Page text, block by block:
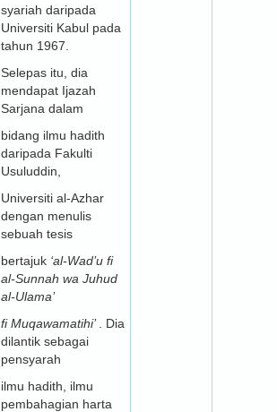
syariah daripada
Universiti Kabul pada
tahun 1967.
Selepas itu, dia
mendapat Ijazah
Sarjana dalam
bidang ilmu hadith
daripada Fakulti
Usuluddin,
Universiti al-Azhar
dengan menulis
sebuah tesis
bertajuk ‘al-Wad’u fi
al-Sunnah wa Juhud
al-Ulama’
fi Muqawamatihi’
. Dia
dilantik sebagai
pensyarah
ilmu hadith, ilmu
pembahagian harta